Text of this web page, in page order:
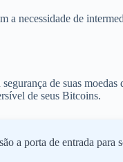
a necessidade de
de suas moedas
de seus Bitcoins.
a porta de entrada para